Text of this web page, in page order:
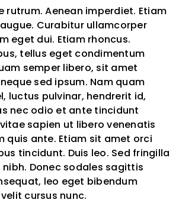
rutrum. Aenean imperdiet. Etiam
Curabitur ullamcorper
eget dui. Etiam rhoncus.
tellus eget condimentum
semper libero, sit amet
sed ipsum. Nam quam
luctus pulvinar, hendrerit id,
nec odio et ante tincidunt
sapien ut libero venenatis
quis ante. Etiam sit amet orci
tincidunt. Duis leo. Sed fringilla
Donec sodales sagittis
leo eget bibendum
cursus nunc.